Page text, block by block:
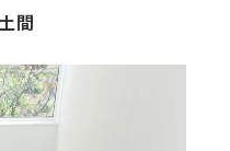
間